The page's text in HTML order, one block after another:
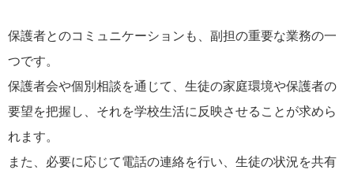
保護者とのコミュニケーションも、副担の重要な業務の一
つです。
保護者会や個別相談を通じて、生徒の家庭環境や保護者の
要望を把握し、それを学校生活に反映させることが求めら
れます。
また、必要に応じて電話の連絡を行い、生徒の状況を共有